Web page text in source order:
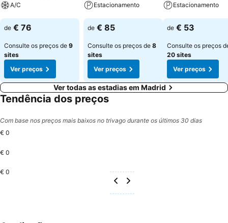
A/C
Ver preços
de € 76
Consulte os preços de 9
sites
Ver preços
Estacionamento
Ver preços
de € 85
Consulte os preços de 8
sites
Ver preços
Estacionamento
Ver preços
de € 53
Consulte os preços
20 sites
Ver preços
Ver todas as estadias em Madrid
Tendência dos preços
Com base nos preços mais baixos no trivago durante os últimos 30 dias
€ 0
€ 0
€ 0